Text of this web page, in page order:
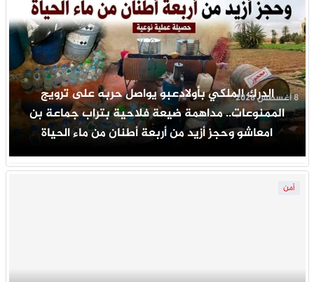
الدرك الملكي بأولادعبو يواصل حربه على ترويج
الممنوعات.. مداهمة ضيعة فلاحية بتراب جماعة بن
امعاشو وحجز أزيد من أربعة أطنان من ماء الحياة
8 أغسطس 2026
أمن